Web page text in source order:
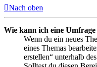
Nach oben
Wie kann ich eine Umfrage
Wenn du ein neues
eines Themas
erstellen“ unterhalb